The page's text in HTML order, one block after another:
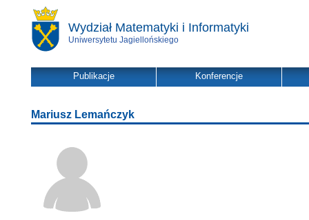
Wydział Matematyki i Informatyki
Uniwersytetu Jagiellońskiego
Publikacje Konferencje
Mariusz Lemańczyk